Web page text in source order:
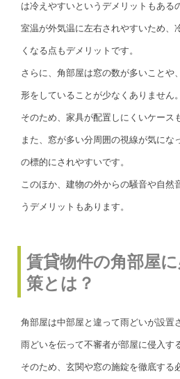
は冷えやすいというデメリットもある
室温が外気温に左右されやすいため、
くなる点もデメリットです。
さらに、角部屋は窓の数が多いことや
形をしていることが少なくありません。
そのため、家具が配置しにくいケース
また、窓が多い分周囲の視線が気にな
の標的にされやすいです。
このほか、建物の外からの騒音や自然
うデメリットもあります。
賃貸物件の角部屋
策とは？
角部屋は中部屋と違って雨どいが設置
雨どいを伝って不審者が部屋に侵入す
そのため、玄関や窓の施錠を徹底する